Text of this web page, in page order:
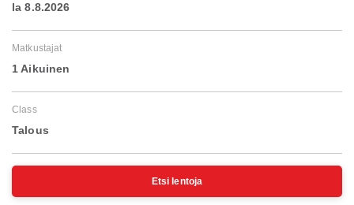
la 8.8.2026
Matkustajat
1 Aikuinen
Class
Talous
Etsi lentoja